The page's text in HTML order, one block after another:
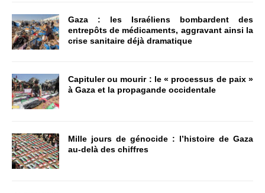
Gaza : les Israéliens bombardent des
entrepôts de médicaments, aggravant ainsi la
crise sanitaire déjà dramatique
Capituler ou mourir : le « processus de paix »
à Gaza et la propagande occidentale
Mille jours de génocide : l’histoire de Gaza
au-delà des chiffres